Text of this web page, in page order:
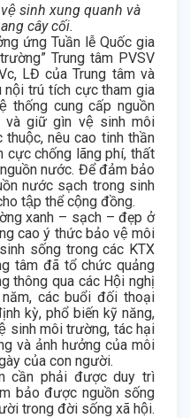
sinh xung quanh và
cây cối.
ứng Tuần lễ Quốc gia
Trung tâm PVSV
LĐ của Trung tâm và
nội trú tích cực tham gia
thống cung cấp nguồn
và giữ gìn vệ sinh môi
nêu cao tinh thần
chống lãng phí, thất
nước. Để đảm bảo
nước sạch trong sinh
tập thể cộng đồng.
xanh – sạch – đẹp ở
cao ý thức bảo vệ môi
sống trong các KTX
tâm đã tổ chức quảng
thông qua các Hội nghị
các buổi đối thoại
kỳ, phổ biến kỹ năng,
sinh môi trường, tác hại
và ảnh hưởng của môi
của con người.
cần phải được duy trì
bảo được nguồn sống
trong đời sống xã hội.